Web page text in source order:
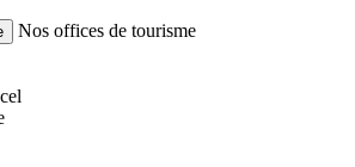
Nos offices de tourisme